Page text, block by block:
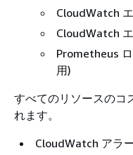
CloudWatch
CloudWatch
Prometheus
用)
すべてのリソースのコ
れます。
CloudWatch アラ